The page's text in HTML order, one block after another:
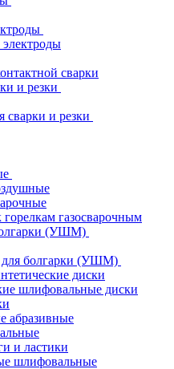
сварки
и резки
сварки и резки
газосварочным
(УШМ)
для болгарки (УШМ)
диски
шлифовальные диски
абразивные
и ластики
шлифовальные